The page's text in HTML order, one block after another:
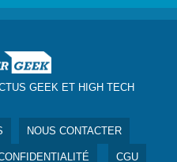
GEEK ET HIGH TECH
NOUS CONTACTER
CGU